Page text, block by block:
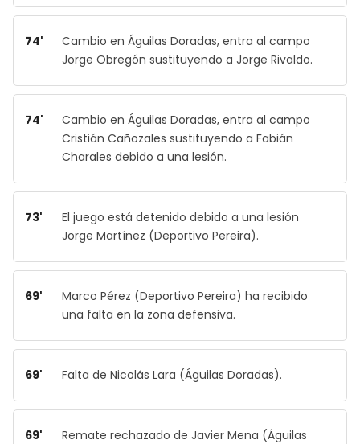
74'
Cambio en Águilas Doradas, entra al campo
Jorge Obregón sustituyendo a Jorge Rivaldo.
74'
Cambio en Águilas Doradas, entra al campo
Cristián Cañozales sustituyendo a Fabián
Charales debido a una lesión.
73'
El juego está detenido debido a una lesión
Jorge Martínez (Deportivo Pereira).
69'
Marco Pérez (Deportivo Pereira) ha recibido
una falta en la zona defensiva.
69' Falta de Nicolás Lara (Águilas Doradas).
69'
Remate rechazado de Javier Mena (Águilas